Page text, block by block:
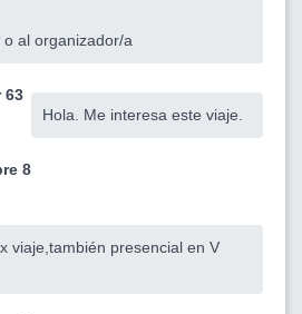
al organizador/a
63
Hola. Me interesa este viaje.
8
viaje,también presencial en V